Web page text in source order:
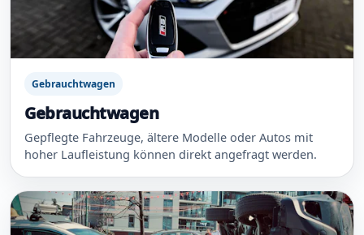
Gebrauchtwagen
Gebrauchtwagen
Gepflegte Fahrzeuge, ältere Modelle oder Autos mit
hoher Laufleistung können direkt angefragt werden.